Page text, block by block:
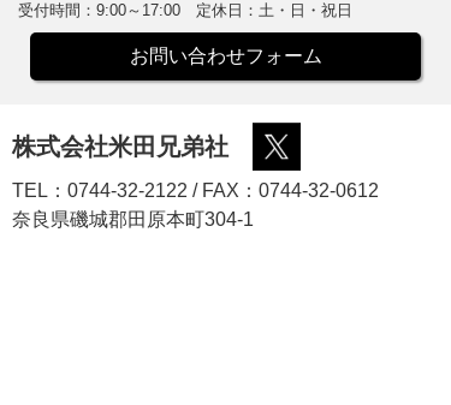
受付時間：9:00～17:00 定休日：土・日・祝日
お問い合わせフォーム
株式会社米田兄弟社
TEL：0744-32-2122 / FAX：0744-32-0612
奈良県磯城郡田原本町304-1